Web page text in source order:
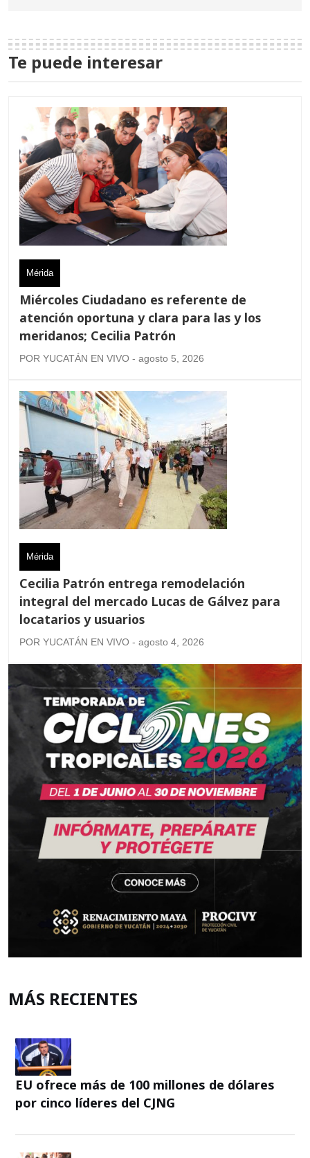
Te puede interesar
Mérida
Miércoles Ciudadano es referente de
atención oportuna y clara para las y los
meridanos; Cecilia Patrón
POR YUCATÁN EN VIVO - agosto 5, 2026
Mérida
Cecilia Patrón entrega remodelación
integral del mercado Lucas de Gálvez para
locatarios y usuarios
POR YUCATÁN EN VIVO - agosto 4, 2026
MÁS RECIENTES
EU ofrece más de 100 millones de dólares
por cinco líderes del CJNG